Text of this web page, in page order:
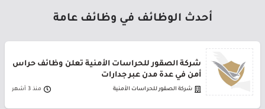
أحدث الوظائف في وظائف عامة
شركة الصقور للحراسات الأمنية تعلن وظائف حراس
أمن في عدة مدن عبر جدارات
شركة الصقور للحراسات الأمنية منذ 3 أشهر